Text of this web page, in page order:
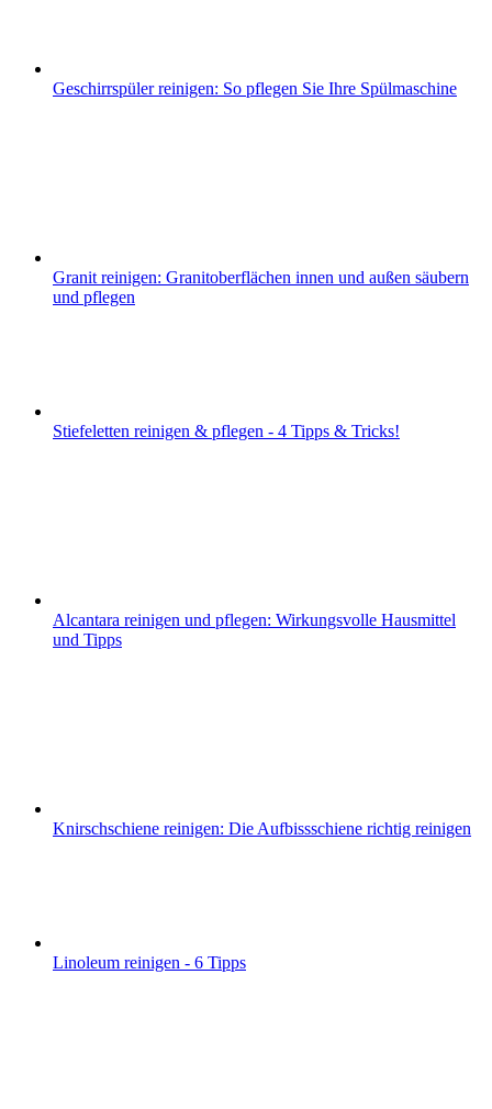
Geschirrspüler reinigen: So pflegen Sie Ihre Spülmaschine
Granit reinigen: Granitoberflächen innen und außen säubern
und pflegen
Stiefeletten reinigen & pflegen - 4 Tipps & Tricks!
Alcantara reinigen und pflegen: Wirkungsvolle Hausmittel
und Tipps
Knirschschiene reinigen: Die Aufbissschiene richtig reinigen
Linoleum reinigen - 6 Tipps